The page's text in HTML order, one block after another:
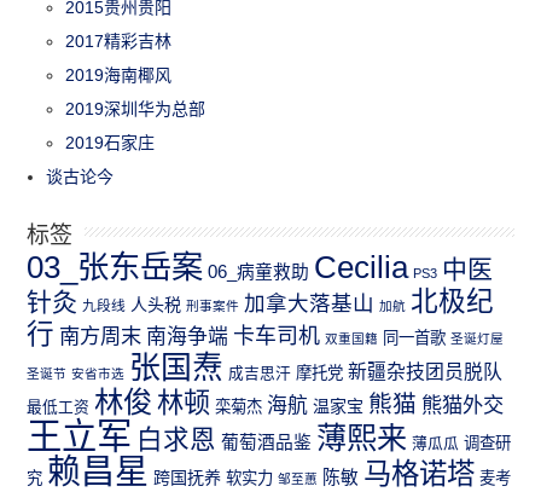
2015贵州贵阳
2017精彩吉林
2019海南椰风
2019深圳华为总部
2019石家庄
谈古论今
标签
03_张东岳案 06_病童救助 Cecilia PS3 中医
针灸 九段线 人头税 刑事案件 加拿大落基山 加航 北极纪
行 南方周末 南海争端 卡车司机 双重国籍 同一首歌 圣诞灯屋
圣诞节 安省市选 张国焘 成吉思汗 摩托党 新疆杂技团员脱队
最低工资 林俊 林顿 栾菊杰 海航 温家宝 熊猫 熊猫外交
王立军 白求恩 葡萄酒品鉴 薄熙来 薄瓜瓜 调查研
究 赖昌星 跨国抚养 软实力 邹至蕙 陈敏 马格诺塔 麦考